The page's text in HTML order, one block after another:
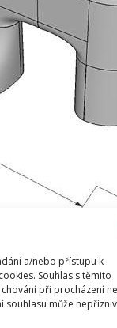
a/nebo přístupu k
Souhlas s těmito
při procházení
souhlasu může